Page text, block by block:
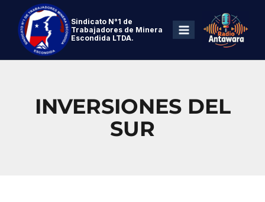
Sindicato N°1 de
Trabajadores de Minera
Escondida LTDA.
INVERSIONES DEL
SUR